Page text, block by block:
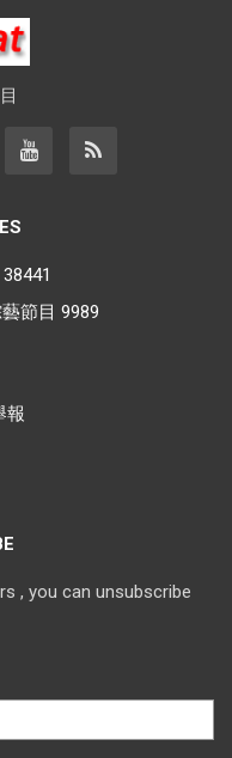
38441
節目 9989
報
, you can unsubscribe